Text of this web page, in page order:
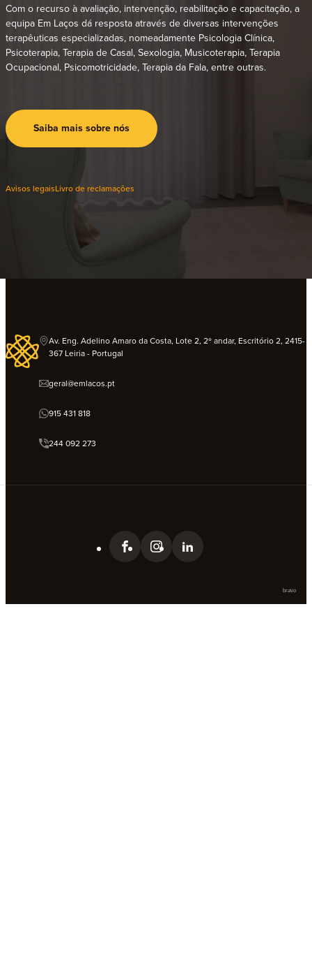
Com o recurso à avaliação, intervenção, reabilitação e capacitação, a
equipa Em Laços dá resposta através de diversas intervenções
terapêuticas especializadas, nomeadamente Psicologia Clínica,
Psicoterapia, Terapia de Casal, Sexologia, Musicoterapia, Terapia
Ocupacional, Psicomotricidade, Terapia da Fala, entre outras.
Saiba mais sobre nós
Avisos legaisLivro de reclamações
Av. Eng. Adelino Amaro da Costa, Lote 2, 2º andar, Escritório 2, 2415-
367 Leiria - Portugal
geral@emlacos.pt
915 431 818
244 092 273
bravo